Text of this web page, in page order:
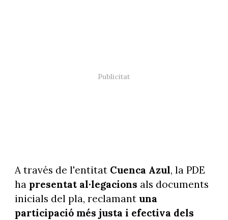
A través de l'entitat Cuenca Azul, la PDE
ha presentat al·legacions als documents
inicials del pla, reclamant una
participació més justa i efectiva dels